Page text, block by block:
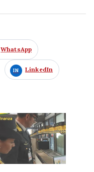
WhatsApp
LinkedIn